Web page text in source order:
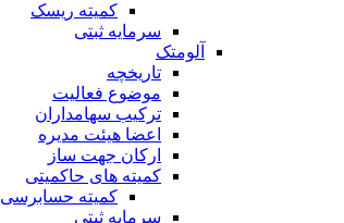
کمیته ریسک
سرمایه ثبتی
آلومتک
تاریخچه
موضوع فعالیت
ترکیب سهامداران
اعضا هیئت مدیره
ارکان جهت ساز
کمیته های حاکمیتی
کمیته حسابرسی
سرمایه ثبتی